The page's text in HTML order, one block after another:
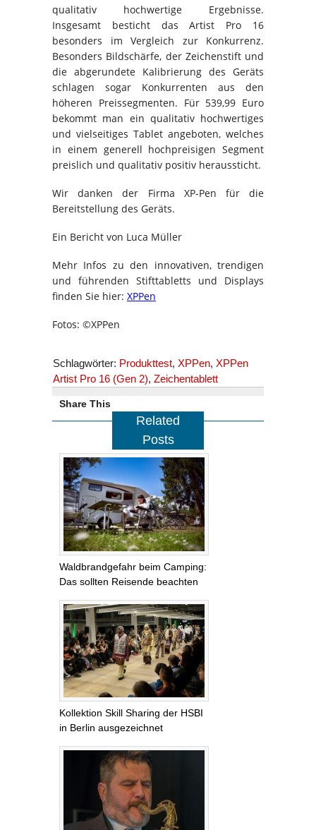
qualitativ hochwertige Ergebnisse.
Insgesamt besticht das Artist Pro 16
besonders im Vergleich zur Konkurrenz.
Besonders Bildschärfe, der Zeichenstift und
die abgerundete Kalibrierung des Geräts
schlagen sogar Konkurrenten aus den
höheren Preissegmenten. Für 539,99 Euro
bekommt man ein qualitativ hochwertiges
und vielseitiges Tablet angeboten, welches
in einem generell hochpreisigen Segment
preislich und qualitativ positiv heraussticht.
Wir danken der Firma XP-Pen für die
Bereitstellung des Geräts.
Ein Bericht von Luca Müller
Mehr Infos zu den innovativen, trendigen
und führenden Stifttabletts und Displays
finden Sie hier: XPPen
Fotos: ©XPPen
Schlagwörter: Produkttest, XPPen, XPPen
Artist Pro 16 (Gen 2), Zeichentablett
Share This
Related
Posts
Waldbrandgefahr beim Camping:
Das sollten Reisende beachten
Kollektion Skill Sharing der HSBI
in Berlin ausgezeichnet